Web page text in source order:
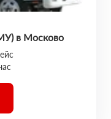
в Москово